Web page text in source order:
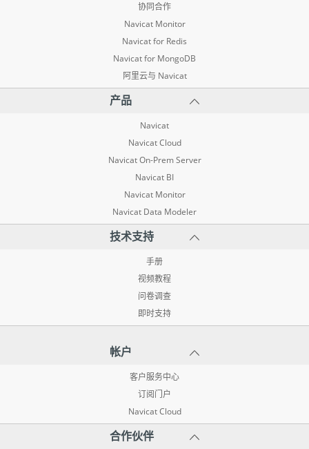
协同合作
Navicat Monitor
Navicat for Redis
Navicat for MongoDB
阿里云与 Navicat
产品
Navicat
Navicat Cloud
Navicat On-Prem Server
Navicat BI
Navicat Monitor
Navicat Data Modeler
技术支持
手册
视频教程
问卷调查
即时支持
帐户
客户服务中心
订阅门户
Navicat Cloud
合作伙伴